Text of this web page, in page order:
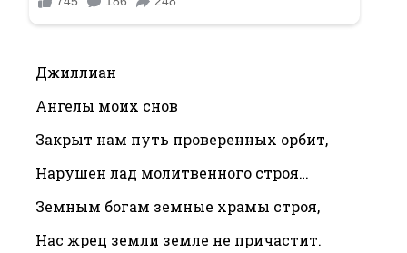
Джиллиан
Ангелы моих снов
Закрыт нам путь проверенных орбит,
Нарушен лад молитвенного строя…
Земным богам земные храмы строя,
Нас жрец земли земле не причастит.